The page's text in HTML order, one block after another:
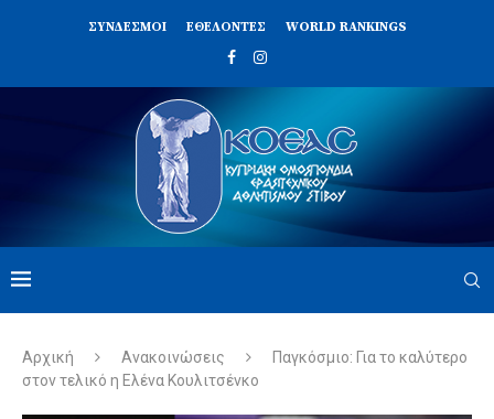
ΣΥΝΔΈΣΜΟΙ ΕΘΕΛΟΝΤΈΣ WORLD RANKINGS
Αρχική Ανακοινώσεις
Παγκόσμιο: Για το καλύτερο
στον τελικό η Ελένα Κουλιτσένκο